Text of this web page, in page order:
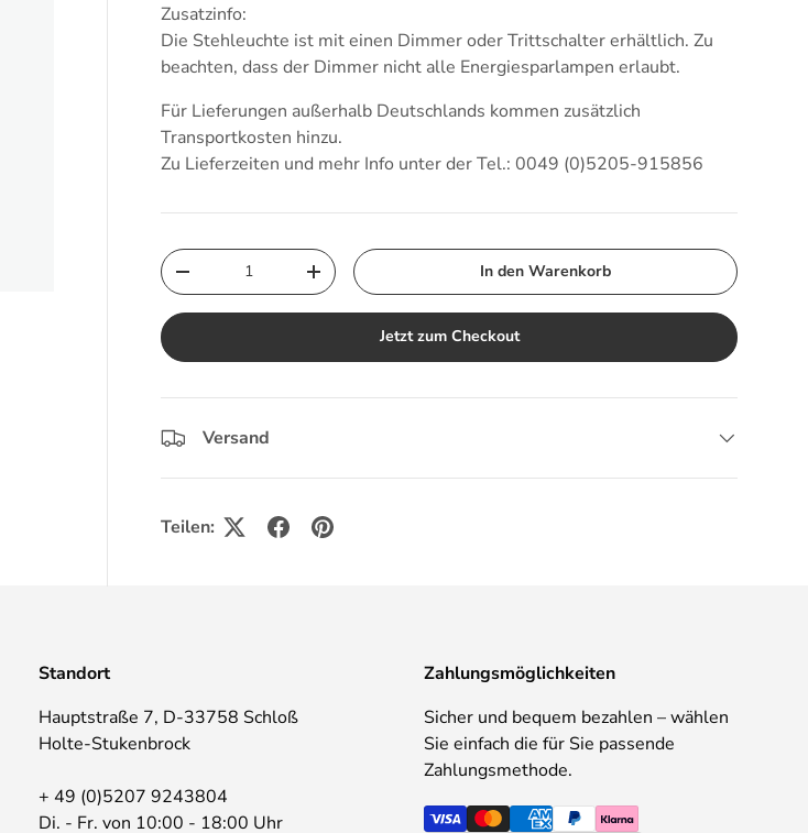
Zusatzinfo:
Die Stehleuchte ist mit einen Dimmer oder Trittschalter erhältlich. Zu
beachten, dass der Dimmer nicht alle Energiesparlampen erlaubt.
Für Lieferungen außerhalb Deutschlands kommen zusätzlich
Transportkosten hinzu.
Zu Lieferzeiten und mehr Info unter der Tel.: 0049 (0)5205-915856
Anzahl
Menge verringernMenge erhöhen In den Warenkorb
Jetzt zum Checkout
Versand
Teilen:
Standort
Hauptstraße 7, D-33758 Schloß
Holte-Stukenbrock
+ 49 (0)5207 9243804
Di. - Fr. von 10:00 - 18:00 Uhr
Zahlungsmöglichkeiten
Sicher und bequem bezahlen – wählen
Sie einfach die für Sie passende
Zahlungsmethode.